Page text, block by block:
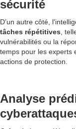
sécurité
D’un autre côté,
tâches répétitives ,
vulnérabilités ou la
temps pour les experts
actions de protection.
Analyse